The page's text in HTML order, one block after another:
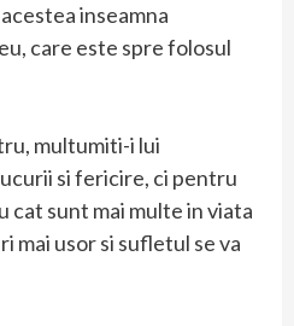
inseamna
care este spre folosul
multumiti-i lui
si fericire, ci pentru
cat sunt mai multe in viata
mai usor si sufletul se va